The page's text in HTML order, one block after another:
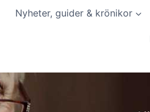
Nyheter, guider & krönikor